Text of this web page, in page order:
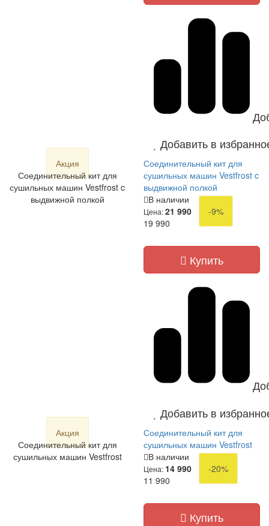
Добавить в
Акция
Соединительный кит для
сушильных машин Vestfrost c
выдвижной полкой
Соединительный кит для
сушильных машин Vestfrost c
выдвижной полкой
В наличии
Цена:21 990
-9%
19 990
Купить
Добавить в
Акция
Соединительный кит для
сушильных машин Vestfrost
Соединительный кит для
сушильных машин Vestfrost
В наличии
Цена: 14 990
-20%
11 990
Купить